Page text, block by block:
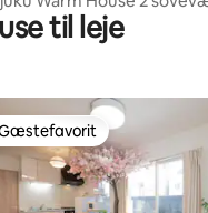
OK*til leje
gæstefavorit